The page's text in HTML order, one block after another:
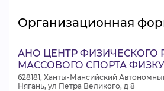
Организационная
АНО ЦЕНТР ФИЗИЧЕСКОГО
МАССОВОГО СПОРТА
628181, Ханты-Мансийский
Нягань, ул Петра Великого, д 8